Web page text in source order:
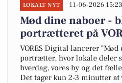
LOKALT NYT 11-06-2026 15:23
Mød dine naboer -
portrætteret på
VORES Digital lancerer
portrætter, hvor lokale deler
hverdag, vores by og det
Det tager kun 2-3 minutter at